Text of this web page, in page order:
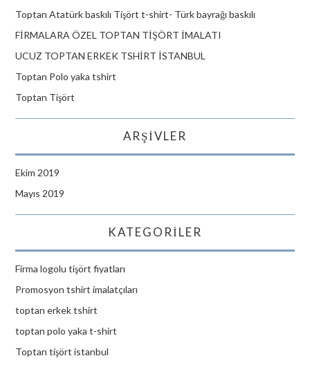
Toptan Atatürk baskılı Tişört t-shirt- Türk bayrağı baskılı
FİRMALARA ÖZEL TOPTAN TİŞÖRT İMALATI
UCUZ TOPTAN ERKEK TSHİRT İSTANBUL
Toptan Polo yaka tshirt
Toptan Tişört
ARŞIVLER
Ekim 2019
Mayıs 2019
KATEGORILER
Firma logolu tişört fiyatları
Promosyon tshirt imalatçıları
toptan erkek tshirt
toptan polo yaka t-shirt
Toptan tişört istanbul